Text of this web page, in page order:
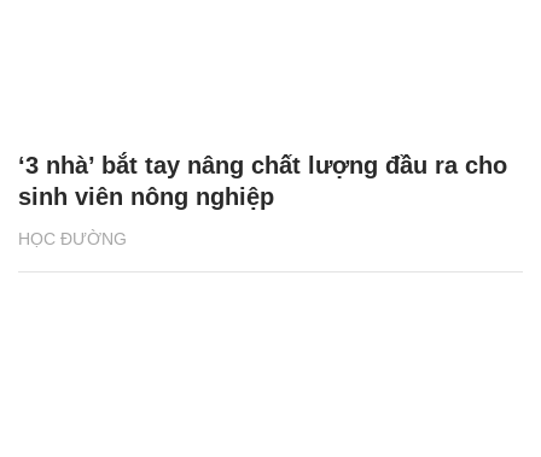
HỌC ĐƯỜNG
‘3 nhà’ bắt tay nâng chất lượng đầu ra cho
sinh viên nông nghiệp